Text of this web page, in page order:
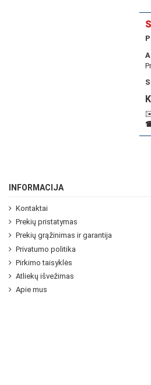
INFORMACIJA
Kontaktai
Prekių pristatymas
Prekių grąžinimas ir garantija
Privatumo politika
Pirkimo taisyklės
Atliekų išvežimas
Apie mus